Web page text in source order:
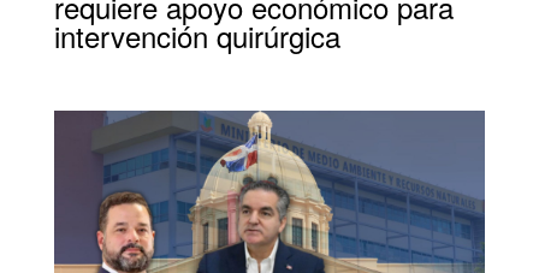
intervención quirúrgica